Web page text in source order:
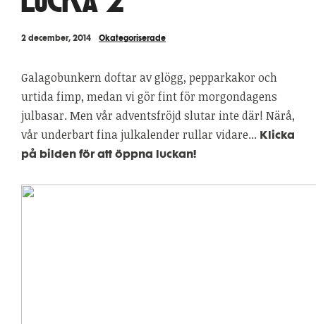
2 december, 2014 Okategoriserade
Galagobunkern doftar av glögg, pepparkakor och
urtida fimp, medan vi gör fint för morgondagens
julbasar. Men vår adventsfröjd slutar inte där! Närå,
vår underbart fina julkalender rullar vidare... Klicka
på bilden för att öppna luckan!